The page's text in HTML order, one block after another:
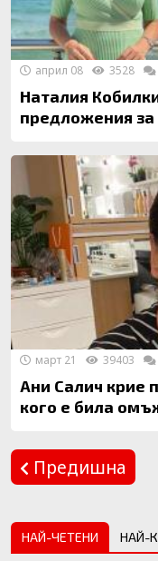
Наталия
предложения за
април 08 3528
Ани Салич крие
кого е била
март 21 39403
Предишна
НАЙ-ЧЕТЕНИ НАЙ-